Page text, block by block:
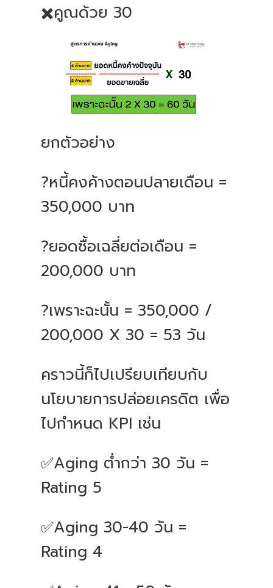
✖️คูณด้วย 30
ยกตัวอย่าง
?หนี้คงค้างตอนปลายเดือน =
350,000 บาท
?ยอดซื้อเฉลี่ยต่อเดือน =
200,000 บาท
?เพราะฉะนั้น = 350,000 /
200,000 X 30 = 53 วัน
คราวนี้ก็ไปเปรียบเทียบกับ
นโยบายการปล่อยเครดิต เพื่อ
ไปกำหนด KPI เช่น
✅Aging ต่ำกว่า 30 วัน =
Rating 5
✅Aging 30-40 วัน =
Rating 4